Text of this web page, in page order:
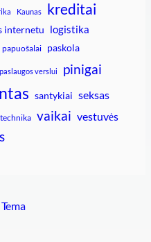
Kaunas kreditai
internetu logistika
papuošalai paskola
paslaugos verslui pinigai
santykiai seksas
technika vaikai vestuvės